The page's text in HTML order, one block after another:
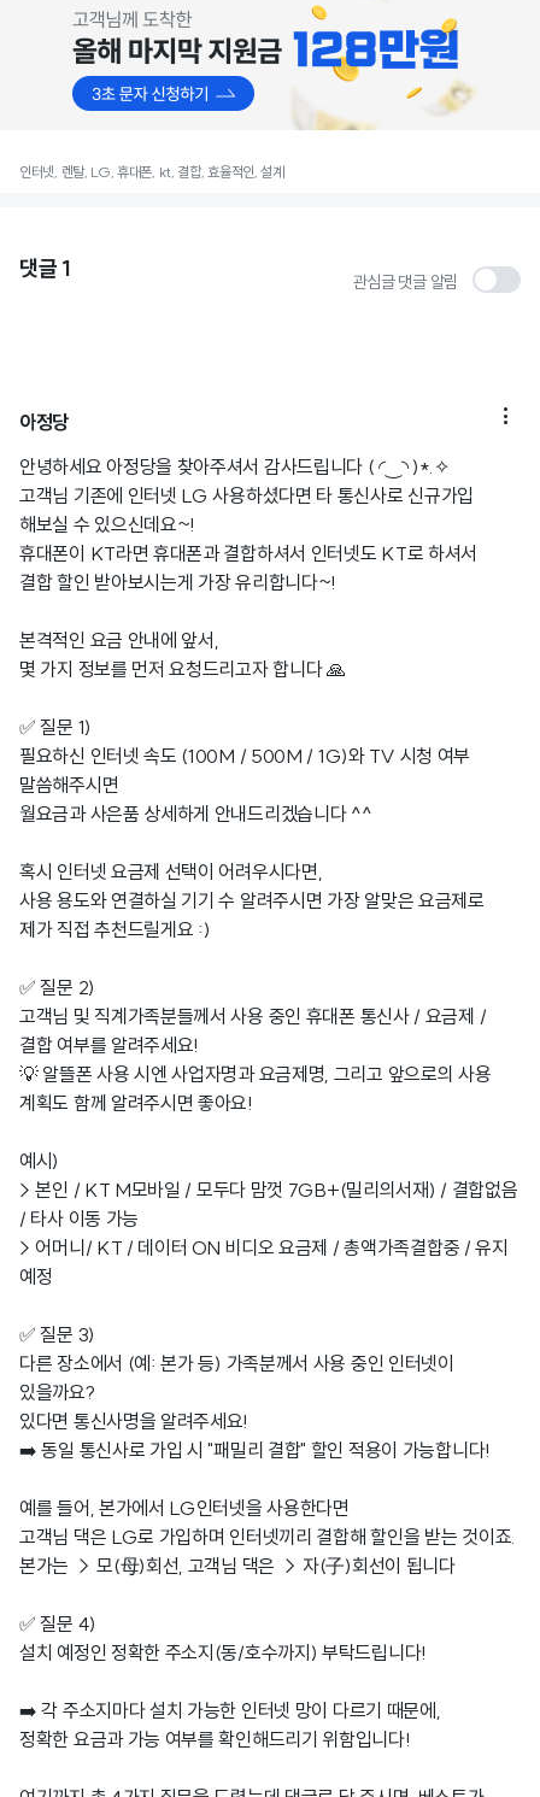
인터넷, 렌탈, LG, 휴대폰, kt, 결합, 효율적인, 설계
댓글 1 관심글 댓글 알림
아정당 
안녕하세요 아정당을 찾아주셔서 감사드립니다 ( ◜‿◝ )*.✧
고객님 기존에 인터넷 LG 사용하셨다면 타 통신사로 신규가입
해보실 수 있으신데요~!
휴대폰이 KT라면 휴대폰과 결합하셔서 인터넷도 KT로 하셔서
결합 할인 받아보시는게 가장 유리합니다~!
본격적인 요금 안내에 앞서,
몇 가지 정보를 먼저 요청드리고자 합니다 🙏
✅ 질문 1)
필요하신 인터넷 속도 (100M / 500M / 1G)와 TV 시청 여부
말씀해주시면
월요금과 사은품 상세하게 안내드리겠습니다 ^^
혹시 인터넷 요금제 선택이 어려우시다면,
사용 용도와 연결하실 기기 수 알려주시면 가장 알맞은 요금제로
제가 직접 추천드릴게요 :)
✅ 질문 2)
고객님 및 직계가족분들께서 사용 중인 휴대폰 통신사 / 요금제 /
결합 여부를 알려주세요!
💡 알뜰폰 사용 시엔 사업자명과 요금제명, 그리고 앞으로의 사용
계획도 함께 알려주시면 좋아요!
예시)
> 본인 / KT M모바일 / 모두다 맘껏 7GB+(밀리의서재) / 결합없음
/ 타사 이동 가능
> 어머니/ KT / 데이터 ON 비디오 요금제 / 총액가족결합중 / 유지
예정
✅ 질문 3)
다른 장소에서 (예: 본가 등) 가족분께서 사용 중인 인터넷이
있을까요?
있다면 통신사명을 알려주세요!
➡️ 동일 통신사로 가입 시 "패밀리 결합" 할인 적용이 가능합니다!
예를 들어, 본가에서 LG인터넷을 사용한다면
고객님 댁은 LG로 가입하며 인터넷끼리 결합해 할인을 받는 것이죠.
본가는 → 모(母)회선, 고객님 댁은 → 자(子)회선이 됩니다
✅ 질문 4)
설치 예정인 정확한 주소지(동/호수까지) 부탁드립니다!
➡️ 각 주소지마다 설치 가능한 인터넷 망이 다르기 때문에,
정확한 요금과 가능 여부를 확인해드리기 위함입니다!